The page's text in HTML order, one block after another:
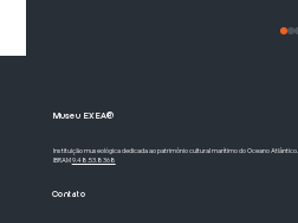
Museu EXEA®
Instituição museológica dedicada ao patrimônio cultural marítimo do Oceano Atlântico.
IBRAM9.48.53.8368
Contato